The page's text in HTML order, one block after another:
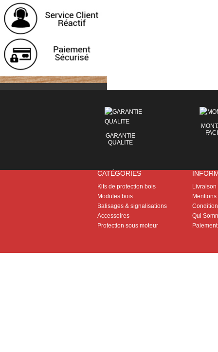
GARANTIE
QUALITE
CATÉGORIES
Kits de protection bois
Modules bois
Balisages & signalisations
Accessoires
Protection sous moteur
Livraison
Qui